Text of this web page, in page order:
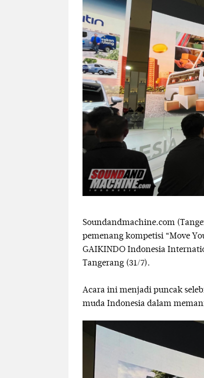
Soundandmachine.com
pemenang kompetisi “Move
GAIKINDO Indonesia
Tangerang (31/7).
Acara ini menjadi puncak
muda Indonesia dalam